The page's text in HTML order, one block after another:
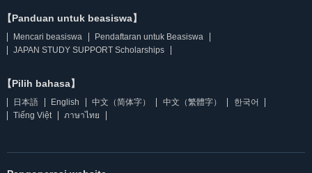
【Panduan untuk beasiswa】
Mencari beasiswa
Pendaftaran untuk Beasiswa
JAPAN STUDY SUPPORT Scholarships
【Pilih bahasa】
日本語 English 中文（简体字） 中文（繁體字）
한국어
Tiếng Việt
ภาษาไทย